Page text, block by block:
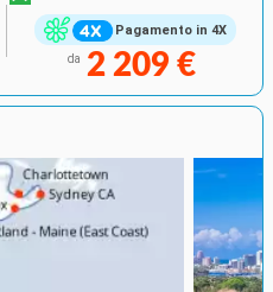
Pagamento in 4X
da 2 209 €